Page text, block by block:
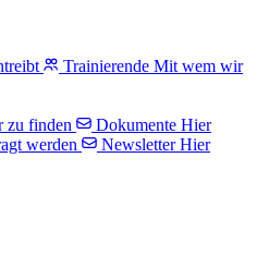
Trainierende Mit wem wir
zu finden Dokumente Hier
werden
Newsletter Hier